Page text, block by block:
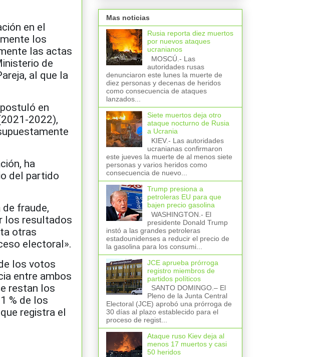
en el
los
las actas
de
al que la
en
2022),
ha
del partido
fraude,
los resultados
otras
electoral».
los votos
entre ambos
restan los
% de los
registra el
Mas noticias
Rusia reporta diez muertos
por nuevos ataques
ucranianos
MOSCÚ.- Las
autoridades rusas
denunciaron este lunes la muerte de
diez personas y decenas de heridos
como consecuencia de ataques
lanzados...
Siete muertos deja otro
ataque nocturno de Rusia
a Ucrania
KIEV.- Las autoridades
ucranianas confirmaron
este jueves la muerte de al menos siete
personas y varios heridos como
consecuencia de nuevo...
Trump presiona a
petroleras EU para que
bajen precio gasolina
WASHINGTON.- El
presidente Donald Trump
instó a las grandes petroleras
estadounidenses a reducir el precio de
la gasolina para los consumi...
JCE aprueba prórroga
registro miembros de
partidos políticos
SANTO DOMINGO.– El
Pleno de la Junta Central
Electoral (JCE) aprobó una prórroga de
30 días al plazo establecido para el
proceso de regist...
Ataque ruso Kiev deja al
menos 17 muertos y casi
50 heridos